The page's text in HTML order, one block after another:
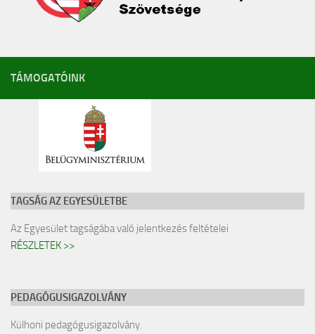
TÁMOGATÓINK
TAGSÁG AZ EGYESÜLETBE
Az Egyesület tagságába való jelentkezés feltételei
RÉSZLETEK >>
PEDAGÓGUSIGAZOLVÁNY
Külhoni pedagógusigazolvány.